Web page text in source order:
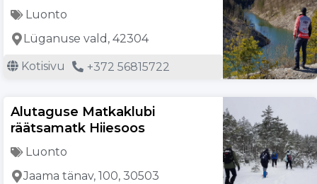
Luonto
Lüganuse vald, 42304
Kotisivu +372 56815722
Alutaguse Matkaklubi
räätsamatk Hiiesoos
Luonto
Jaama tänav, 100, 30503